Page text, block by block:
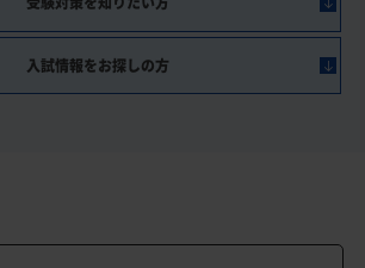
入試情報をお探しの方